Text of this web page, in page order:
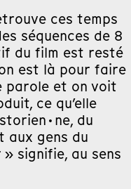
ces temps
séquences de 8
du film est resté
est là pour faire
parole et on voit
ce qu’elle
du
gens du
signifie, au sens